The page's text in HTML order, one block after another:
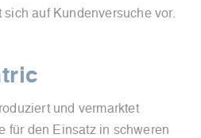
auf Kundenversuche vor.
und vermarktet
für den Einsatz in schweren